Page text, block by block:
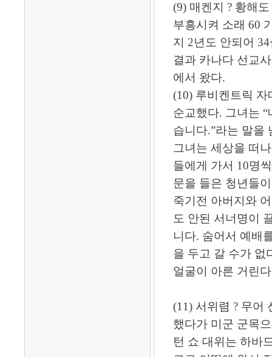
(9) 매켄지 ? 황해
부흥시켜 소래 60
지 2년도 안되어
결과 카나다 선교
에서 왔다.
(10) 루비켄트릭
순교했다. 그녀는
습니다.”라는 말을
그녀는 세상을 떠
들에게 가서 10명
문을 들은 청년들
죽기전 아버지와
도 안된 서너명이
니다. 숨어서 예배
을 두고 갈 수가 없
얼굴이 아른 거린
(11) 서위렴 ? 무어
했다가 미군 군목
턴 쇼 대위는 하바